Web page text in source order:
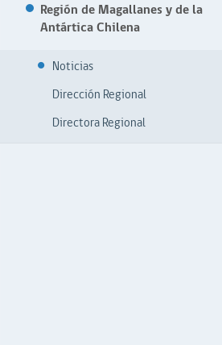
Región de Magallanes y de la
Antártica Chilena
Noticias
Dirección Regional
Directora Regional